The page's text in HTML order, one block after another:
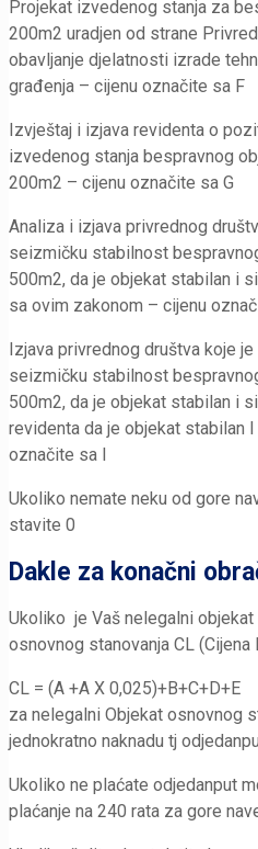
Projekat izvedenog stanja za
200m2 uradjen od strane
obavljanje djelatnosti izrade
građenja – cijenu označite sa F
Izvještaj i izjava revidenta o
izvedenog stanja bespravnog
200m2 – cijenu označite sa G
Analiza i izjava privrednog
seizmičku stabilnost
500m2, da je objekat stabilan i
sa ovim zakonom – cijenu
Izjava privrednog društva koje
seizmičku stabilnost
500m2, da je objekat stabilan i
revidenta da je objekat stabilan
označite sa I
Ukoliko nemate neku od gore
stavite 0
Dakle za konačni
Ukoliko je Vaš nelegalni
osnovnog stanovanja CL (Cijena
CL = (A +A X
za nelegalni Objekat osnovnog
jednokratno naknadu tj
Ukoliko ne plaćate odjedanput
plaćanje na 240 rata za gore